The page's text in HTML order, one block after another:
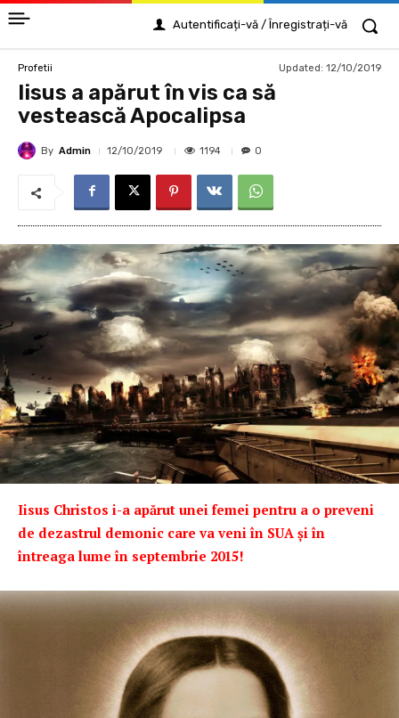
Autentificați-vă / Înregistrați-vă
Profetii Updated: 12/10/2019
Iisus a apărut în vis ca să
vestească Apocalipsa
By Admin 12/10/2019 1194 0
Iisus Christos i-a apărut unei femei pentru a o preveni
de dezastrul demonic care va veni în SUA și în
întreaga lume în septembrie 2015!